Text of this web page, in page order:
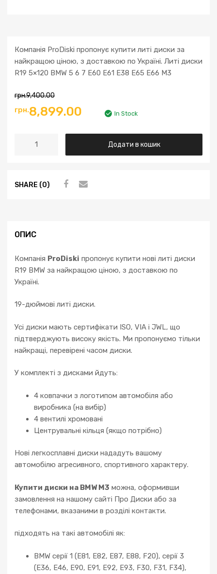
Компанія ProDiski пропонує купити литі диски за
найкращою ціною, з доставкою по Україні. Литі диски
R19 5×120 BMW 5 6 7 E60 E61 E38 E65 E66 M3
грн.9,400.00
грн.8,899.00 In Stock
Додати в кошик
SHARE (0)
ОПИС
Компанія ProDiski пропонує купити нові литі диски
R19 BMW за найкращою ціною, з доставкою по
Україні.
19-дюймові литі диски.
Усі диски мають сертифікати ISO, VIA і JWL, що
підтверджують високу якість. Ми пропонуємо тільки
найкращі, перевірені часом диски.
У комплекті з дисками йдуть:
4 ковпачки з логотипом автомобіля або
виробника (на вибір)
4 вентилі хромовані
Центрувальні кільця (якщо потрібно)
Нові легкосплавні диски нададуть вашому
автомобілю агресивного, спортивного характеру.
Купити диски на BMW M3 можна, оформивши
замовлення на нашому сайті Про Диски або за
телефонами, вказаними в розділі контакти.
підходять на такі автомобілі як:
BMW серії 1 (E81, E82, E87, E88, F20), серії 3
(E36, E46, E90, E91, E92, E93, F30, F31, F34),